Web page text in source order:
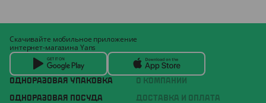
ОДНОРАЗОВАЯ УПАКОВКА
ОДНОРАЗОВАЯ ПОСУДА
О КОМПАНИИ
ДОСТАВКА И ОПЛАТА
Скачивайте мобильное приложение
интернет-магазина Yans